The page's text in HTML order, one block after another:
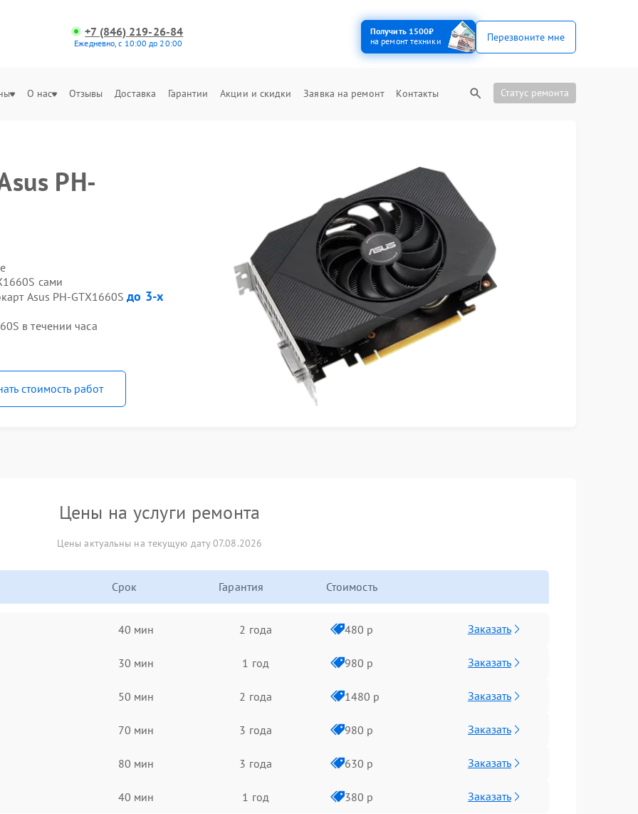
+7 (846) 219-26-84
Ежедневно, с 10:00 до 20:00
Получить 1500₽
на ремонт техники
Перезвоните мне
О нас Отзывы Доставка Гарантии Акции и скидки Заявка на ремонт Контакты Статус ремонта
PH-
сами
Asus PH-GTX1660Sдо 3-х
в течении часа
стоимость работ
Цены на услуги ремонта
Цены актуальны на текущую дату 07.08.2026
Срок Гарантия Стоимость
40 мин 2 года 480 р Заказать
30 мин 1 год 980 р Заказать
50 мин 2 года 1480 р Заказать
70 мин 3 года 980 р Заказать
80 мин 3 года 630 р Заказать
40 мин 1 год 380 р Заказать